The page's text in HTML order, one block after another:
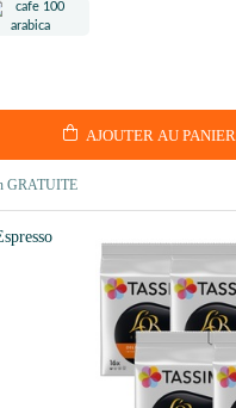
AJOUTER AU PANIER
GRATUITE